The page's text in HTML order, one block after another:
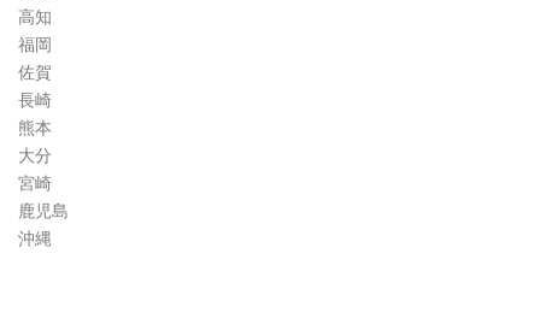
高知
福岡
佐賀
長崎
熊本
大分
宮崎
鹿児島
沖縄